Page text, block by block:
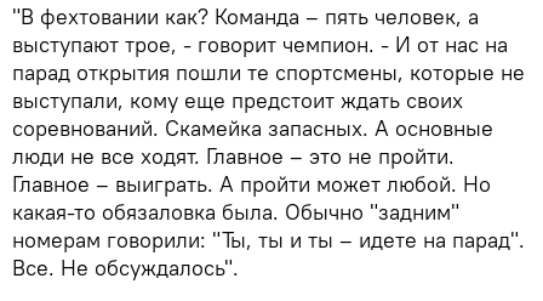
"В фехтовании как? Команда – пять человек, а
выступают трое, - говорит чемпион. - И от нас на
парад открытия пошли те спортсмены, которые не
выступали, кому еще предстоит ждать своих
соревнований. Скамейка запасных. А основные
люди не все ходят. Главное – это не пройти.
Главное – выиграть. А пройти может любой. Но
какая-то обязаловка была. Обычно "задним"
номерам говорили: "Ты, ты и ты – идете на парад".
Все. Не обсуждалось".